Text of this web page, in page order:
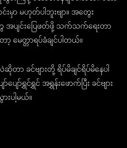
ာ မဟုတ်ပါဘူးဗျာ။ အတွေး
ျင်းပြေဖတ်ဖို့ သက်သက်ရေးတာ
မေတ္တာရပ်ခံချင်ပါတယ်။
ခင်ဗျားတို့ ရိပ်မိချင်ရိပ်မိနေပါ
ျော်ရွှင်ရွှင် အရွှန်းဖောက်ပြီး ခင်ဗျား
းပါ့မယ်။